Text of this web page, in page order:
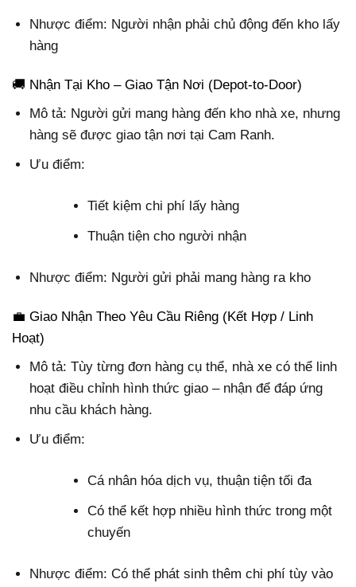
Nhược điểm: Người nhận phải chủ động đến kho lấy
hàng
🚚 Nhận Tại Kho – Giao Tận Nơi (Depot-to-Door)
Mô tả: Người gửi mang hàng đến kho nhà xe, nhưng
hàng sẽ được giao tận nơi tại Cam Ranh.
Ưu điểm:
Tiết kiệm chi phí lấy hàng
Thuận tiện cho người nhận
Nhược điểm: Người gửi phải mang hàng ra kho
💼 Giao Nhận Theo Yêu Cầu Riêng (Kết Hợp / Linh
Hoạt)
Mô tả: Tùy từng đơn hàng cụ thể, nhà xe có thể linh
hoạt điều chỉnh hình thức giao – nhận để đáp ứng
nhu cầu khách hàng.
Ưu điểm:
Cá nhân hóa dịch vụ, thuận tiện tối đa
Có thể kết hợp nhiều hình thức trong một
chuyến
Nhược điểm: Có thể phát sinh thêm chi phí tùy vào